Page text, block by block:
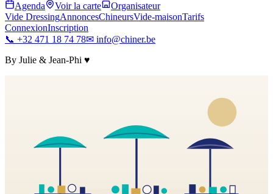
Agenda
Voir la carte
Organisateur
Vide DressingAnnoncesChineursVide-maisonTarifs
ConnexionInscription
📞 +32 471 18 74 78✉ info@chiner.be
By Julie & Jean-Phi ♥